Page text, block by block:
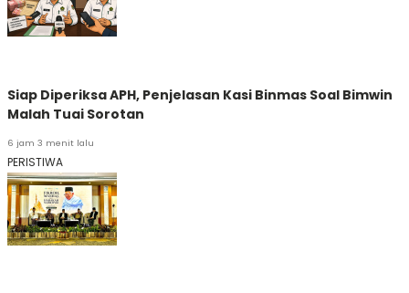
Siap Diperiksa APH, Penjelasan Kasi Binmas Soal Bimwin
Malah Tuai Sorotan
6 jam 3 menit lalu
PERISTIWA